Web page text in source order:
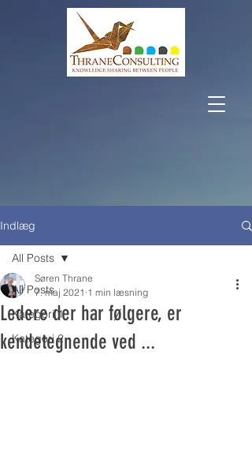
Indlæg
All Posts
Kategori 1
Kategori 2
All Posts
Ledere der har følgere, er
kendetegnende ved ...
Søren Thrane
7. maj 2021 1 min læsning